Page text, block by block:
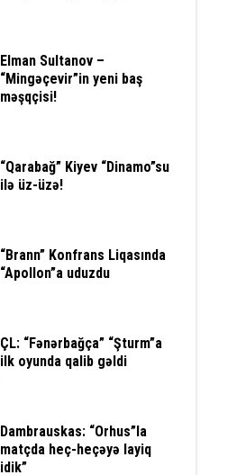
Elman Sultanov –
“Mingəçevir”in yeni baş
məşqçisi!
“Qarabağ” Kiyev “Dinamo”su
ilə üz-üzə!
“Brann” Konfrans Liqasında
“Apollon”a uduzdu
ÇL: “Fənərbağça” “Şturm”a
ilk oyunda qalib gəldi
Dambrauskas: “Orhus”la
matçda heç-heçəyə layiq
idik”